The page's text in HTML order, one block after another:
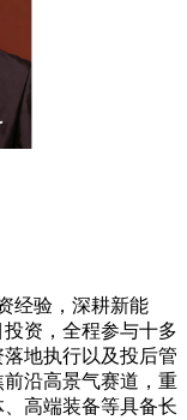
经验，深耕新能
资，全程参与十多
地执行以及投后管
沿高景气赛道，重
高端装备等具备长